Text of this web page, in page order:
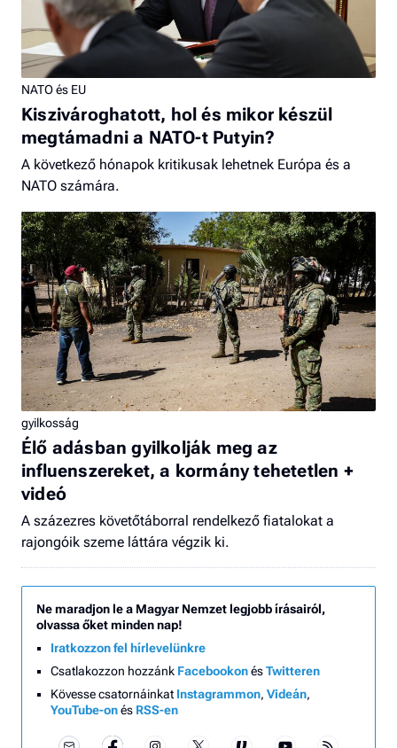
NATO és EU
Kiszivároghatott, hol és mikor készül
megtámadni a NATO-t Putyin?
A következő hónapok kritikusak lehetnek Európa és a
NATO számára.
gyilkosság
Élő adásban gyilkolják meg az
influenszereket, a kormány tehetetlen +
videó
A százezres követőtáborral rendelkező fiatalokat a
rajongóik szeme láttára végzik ki.
Ne maradjon le a Magyar Nemzet legjobb írásairól,
olvassa őket minden nap!
Iratkozzon fel hírlevelünkre
Csatlakozzon hozzánk FacebookonésTwitteren
Kövesse csatornáinkat Instagrammon, Videán,
YouTube-onés RSS-en